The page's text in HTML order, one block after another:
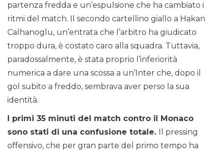
partenza fredda e un’espulsione che ha cambiato i
ritmi del match. Il secondo cartellino giallo a Hakan
Calhanoglu, un’entrata che l’arbitro ha giudicato
troppo dura, è costato caro alla squadra. Tuttavia,
paradossalmente, è stata proprio l’inferiorità
numerica a dare una scossa a un’Inter che, dopo il
gol subito a freddo, sembrava aver perso la sua
identità.
I primi 35 minuti del match contro il Monaco
sono stati di una confusione totale. Il pressing
offensivo, che per gran parte del primo tempo ha